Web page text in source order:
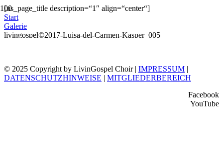
[us_page_title description=“1″ align=“center“]
Start
Galerie
livingospel©2017-Luisa-del-Carmen-Kasper_005
© 2025 Copyright by LivinGospel Choir | IMPRESSUM |
DATENSCHUTZHINWEISE | MITGLIEDERBEREICH
Facebook
YouTube